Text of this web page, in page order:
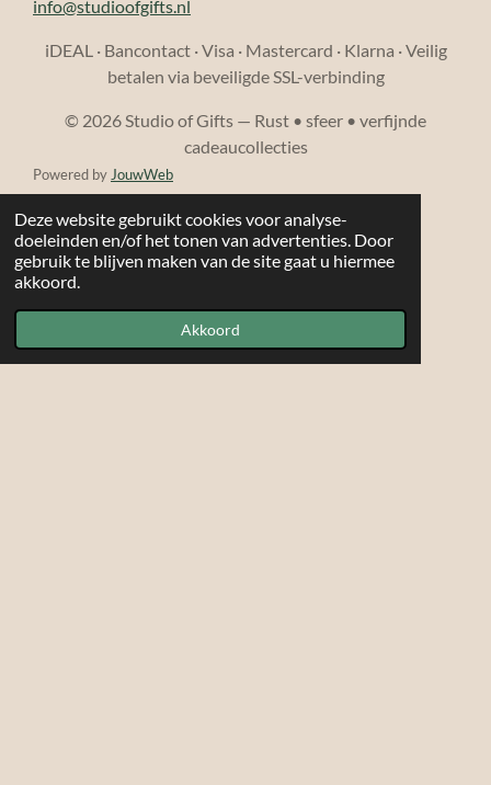
Deze website gebruikt cookies voor analyse-
doeleinden en/of het tonen van advertenties. Door
gebruik te blijven maken van de site gaat u hiermee
akkoord.
Akkoord
info@studioofgifts.nl
iDEAL · Bancontact · Visa · Mastercard · Klarna · Veilig
betalen via beveiligde SSL-verbinding
© 2026 Studio of Gifts — Rust • sfeer • verfijnde
cadeaucollecties
Powered by JouwWeb